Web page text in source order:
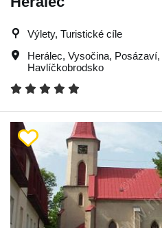
Výlety, Turistické cíle
Herálec, Vysočina, Posázaví,
Havlíčkobrodsko